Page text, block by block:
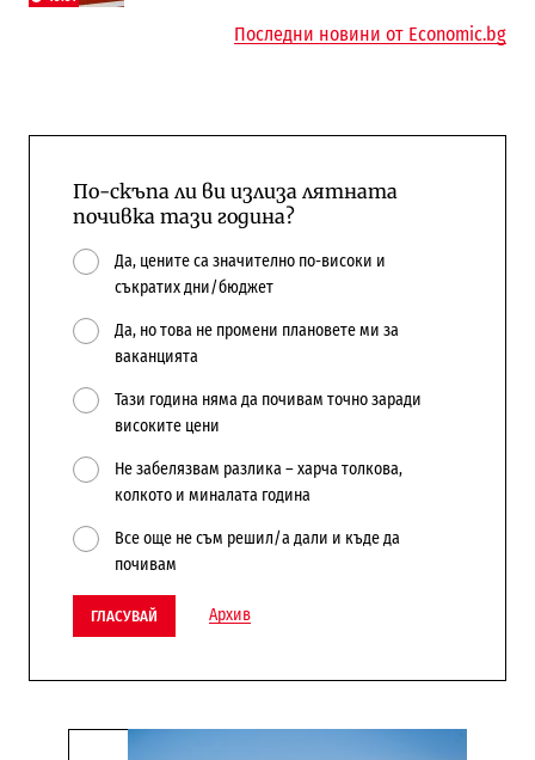
Последни новини от Economic.bg
По-скъпа ли ви излиза лятната
почивка тази година?
Да, цените са значително по-високи и
съкратих дни/бюджет
Да, но това не промени плановете ми за
ваканцията
Тази година няма да почивам точно заради
високите цени
Не забелязвам разлика – харча толкова,
колкото и миналата година
Все още не съм решил/а дали и къде да
почивам
ГЛАСУВАЙ Архив